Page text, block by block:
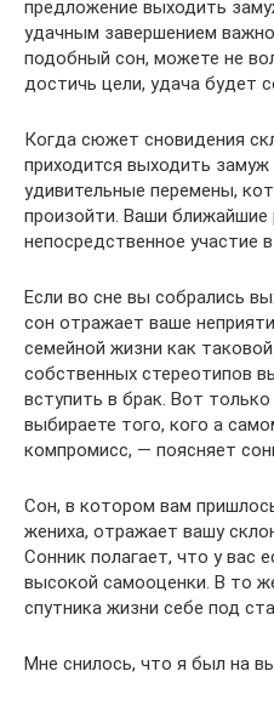
предложение выходить
удачным завершением
подобный сон, можете не
достичь цели, удача будет
Когда сюжет сновидения
приходится выходить
удивительные перемены,
произойти. Ваши ближайшие
непосредственное участие
Если во сне вы собрались
сон отражает ваше
семейной жизни как
собственных стереотипов
вступить в брак. Вот
выбираете того, кого а
компромисс, — поясняет
Сон, в котором вам
жениха, отражает вашу
Сонник полагает, что у вас
высокой самооценки. В то
спутника жизни себе под
Мне снилось, что я был на